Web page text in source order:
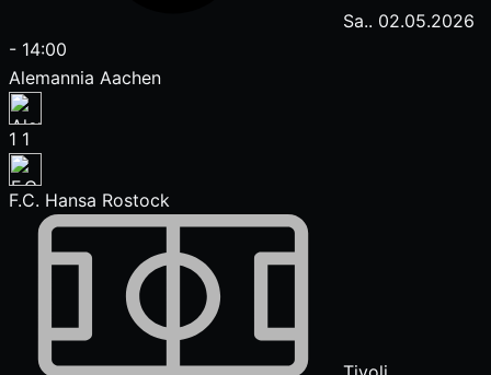
Sa.. 02.05.2026
- 14:00
Alemannia Aachen
1 1
F.C. Hansa Rostock